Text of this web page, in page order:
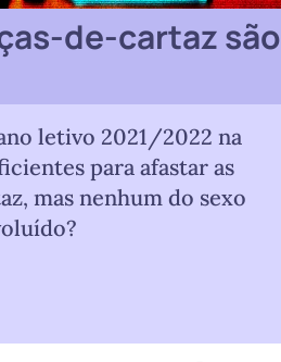
de-cartaz são
letivo 2021/2022 na
para afastar as
mas nenhum do sexo